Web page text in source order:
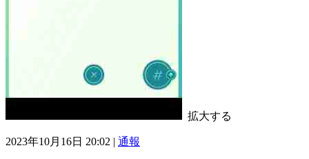
拡大する
2023年10月16日 20:02 | 通報